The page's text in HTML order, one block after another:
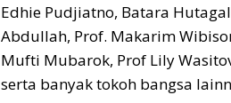
Edhie Pudjiatno, Batara
Abdullah, Prof. Makarim
Mufti Mubarok, Prof Lily
serta banyak tokoh bangsa